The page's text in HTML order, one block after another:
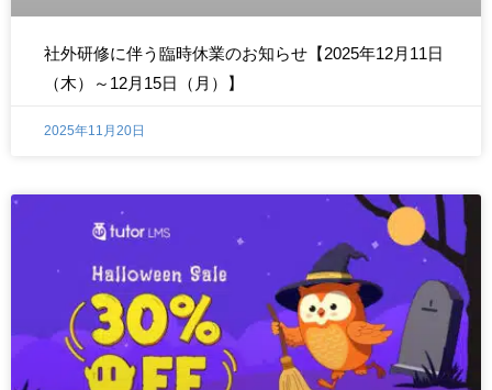
社外研修に伴う臨時休業のお知らせ【2025年12月11日
（木）～12月15日（月）】
2025年11月20日